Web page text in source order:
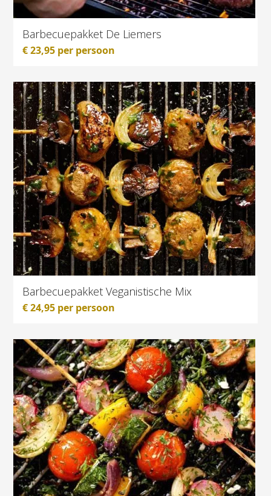
Barbecuepakket De Liemers
€23,95 per persoon
Barbecuepakket Veganistische Mix
€24,95 per persoon